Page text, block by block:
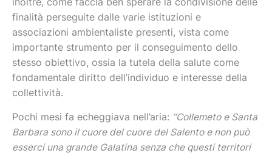
finalità perseguite dalle varie istituzioni e
associazioni ambientaliste presenti, vista come
importante strumento per il conseguimento dello
stesso obiettivo, ossia la tutela della salute come
fondamentale diritto dell’individuo e interesse della
collettività.
Pochi mesi fa echeggiava nell’aria: “Collemeto e Santa
Barbara sono il cuore del cuore del Salento e non può
esserci una grande Galatina senza che questi territori